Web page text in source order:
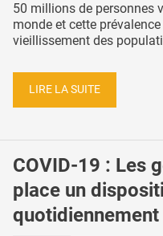
50 millions de personnes
monde et cette
vieillissement des
LIRE LA SUITE
COVID-19 : Les
place un
quotidiennement